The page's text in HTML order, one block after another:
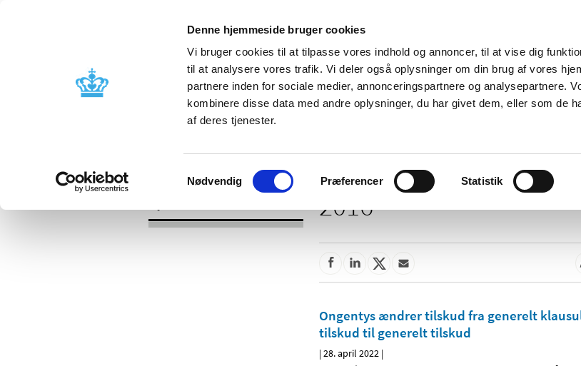
Denne hjemmeside bruger cookies
Vi bruger cookies til at tilpasse vores indhold og annoncer, til at vise dig
til at analysere vores trafik. Vi deler også oplysninger om din brug af vores
partnere inden for sociale medier, annonceringspartnere og analysepartnere.
kombinere disse data med andre oplysninger, du har givet dem, eller som de
af deres tjenester.
Samtykkevalg
Nødvendig Præferencer Statistik
Nyheder Om os
Godkendelse og
Bivirkninger og
produktinformation
Tilskud og
Apoteker og salg
2016
Ongentys ændrer tilskud fra generelt
tilskud til generelt tilskud
|28. april 2022 |